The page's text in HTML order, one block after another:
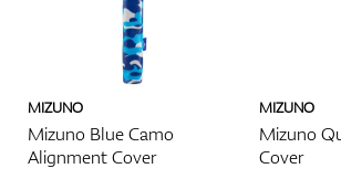
MIZUNO
Mizuno Blue Camo
Alignment Cover
MIZUNO
Mizuno
Cover